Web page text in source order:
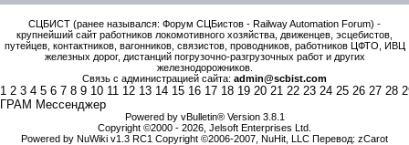
СЦБИСТ (ранее назывался: Форум СЦБистов - Railway Automation Forum) -
крупнейший сайт работников локомотивного хозяйства, движенцев, эсцебистов,
путейцев, контактников, вагонников, связистов, проводников, работников ЦФТО, ИВЦ
железных дорог, дистанций погрузочно-разгрузочных работ и других
железнодорожников.
Связь с администрацией сайта: admin@scbist.com
1 2 3 4 5 6 7 8 9 10 11 12 13 14 15 16 17 18 19 20 21 22 23 24 25 26 27 28
ГРАМ Мессенджер
Powered by vBulletin® Version 3.8.1
Copyright ©2000 - 2026, Jelsoft Enterprises Ltd.
Powered by NuWiki v1.3 RC1 Copyright ©2006-2007, NuHit, LLC Перевод: zCarot